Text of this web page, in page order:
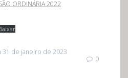
ORDINÁRIA 2022
31 de janeiro de 2023
0